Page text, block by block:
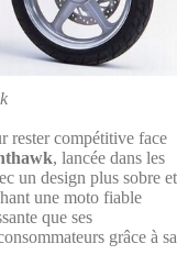
rester compétitive face
, lancée dans les
un design plus sobre et
une moto fiable
que ses
grâce à sa